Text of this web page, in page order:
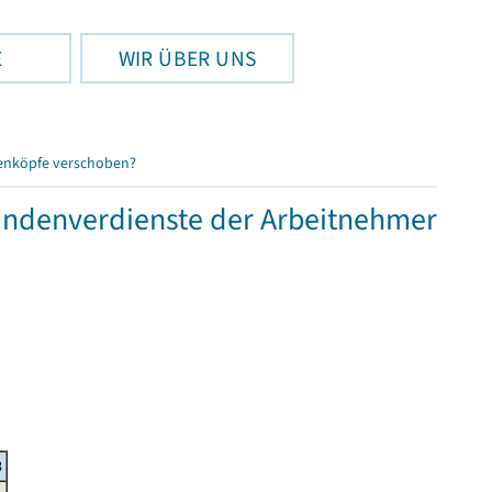
WIR ÜBER UNS
verschoben?
der Arbeitnehmer